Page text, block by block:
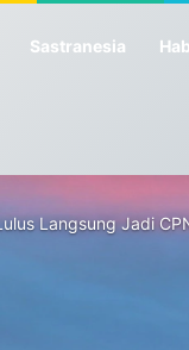
Sastranesia
Langsung Jadi